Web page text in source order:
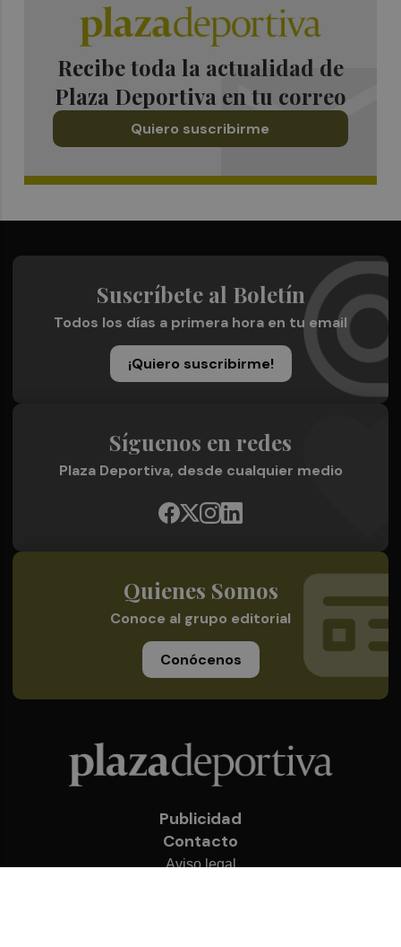
Recibe toda la actualidad de
Plaza Deportiva en tu correo
Quiero suscribirme
Suscríbete al Boletín
Todos los días a primera hora en tu email
¡Quiero suscribirme!
Síguenos en redes
Plaza Deportiva, desde cualquier medio
Quienes Somos
Conoce al grupo editorial
Conócenos
Publicidad
Contacto
Aviso legal